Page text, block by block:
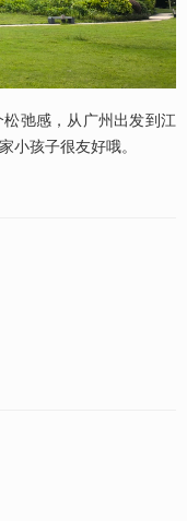
弛感，从广州出发到江
小孩子很友好哦。